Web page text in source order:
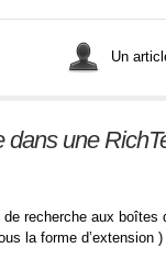
Un
une
recherche aux
la forme d’extension )